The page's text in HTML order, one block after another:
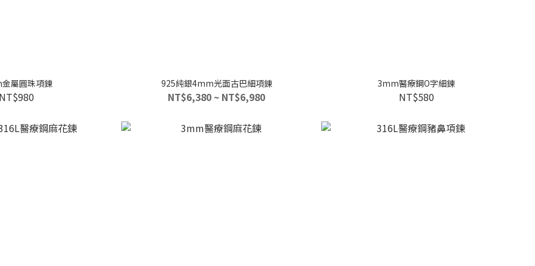
屬圓珠項鍊 925純銀4mm光面古巴細項鍊
NT$6,380 ~ NT$6,980
3mm醫療鋼O字細鍊
NT$580